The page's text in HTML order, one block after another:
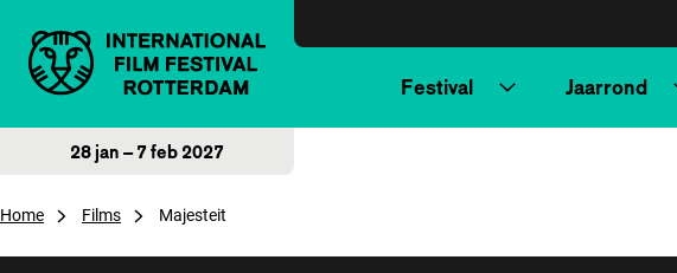
Festival Jaarrond
28 jan – 7 feb 2027
Home Films Majesteit